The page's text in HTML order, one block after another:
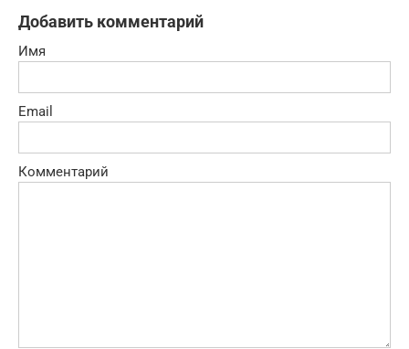
Добавить комментарий
Имя
Email
Комментарий